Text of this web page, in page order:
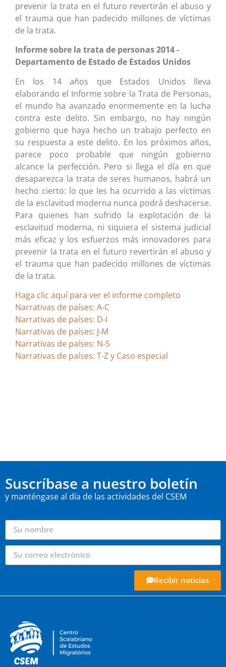
prevenir la trata en el futuro revertirán el abuso y
el trauma que han padecido millones de víctimas
de la trata.
Informe sobre la trata de personas 2014 -
Departamento de Estado de Estados Unidos
En los 14 años que Estados Unidos lleva
elaborando el Informe sobre la Trata de Personas,
el mundo ha avanzado enormemente en la lucha
contra este delito. Sin embargo, no hay ningún
gobierno que haya hecho un trabajo perfecto en
su respuesta a este delito. En los próximos años,
parece poco probable que ningún gobierno
alcance la perfección. Pero si llega el día en que
desaparezca la trata de seres humanos, habrá un
hecho cierto: lo que les ha ocurrido a las víctimas
de la esclavitud moderna nunca podrá deshacerse.
Para quienes han sufrido la explotación de la
esclavitud moderna, ni siquiera el sistema judicial
más eficaz y los esfuerzos más innovadores para
prevenir la trata en el futuro revertirán el abuso y
el trauma que han padecido millones de víctimas
de la trata.
Haga clic aquí para ver el informe completo
Narrativas de países: A-C
Narrativas de países: D-I
Narrativas de países: J-M
Narrativas de países: N-S
Narrativas de países: T-Z y Caso especial
Suscríbase a nuestro boletín
y manténgase al día de las actividades del CSEM
Recibir noticias